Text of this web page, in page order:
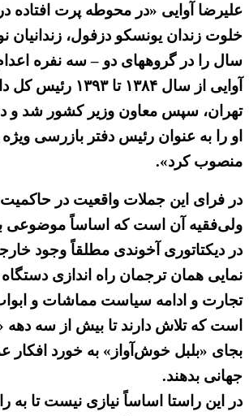
علیرضا آوایی «در محوطه‌ پرت
سال را در گروههای دو – سه نفره
آوایی از سال ۱۳۸۴
او را به عنوان رئیس دفتر بازرسی
منصوب کرد».
در فرای این جملات واقعیت در
ولی‌فقیه آن است که اساساً موضوعی
در دیکتاتوری آخوندی مطلقاً وجود
نمایی همان ترجمان راه اندازی
تجارت و ادامه سیاست مماشات و
است که تلاش دارند تا بیش از سه دهه
بجای «بلبل خوش‌آواز» به خورد افکار
جهانی بدهند.
در این راستا اساساً نیازی نیست تا به